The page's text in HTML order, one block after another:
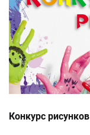
Конкурс рисунков